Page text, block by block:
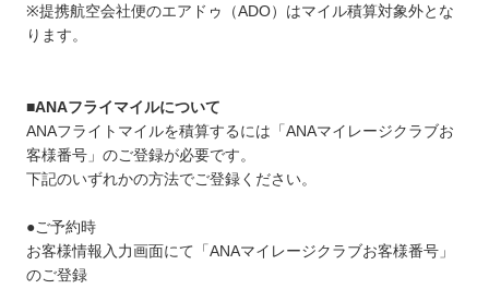
※提携航空会社便のエアドゥ（ADO）はマイル積算対象外とな
ります。
■ANAフライマイルについて
ANAフライトマイルを積算するには「ANAマイレージクラブお
客様番号」のご登録が必要です。
下記のいずれかの方法でご登録ください。
●ご予約時
お客様情報入力画面にて「ANAマイレージクラブお客様番号」
のご登録